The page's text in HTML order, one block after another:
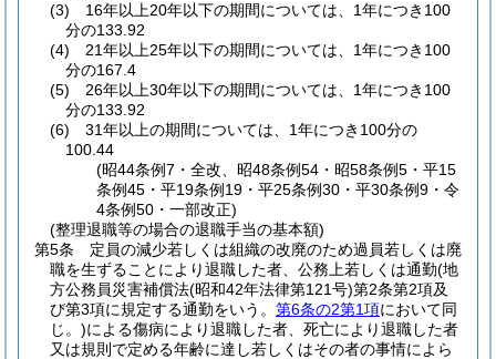
(3)
16年以上20年以下の期間については、1年につき100
分の133.92
(4)
21年以上25年以下の期間については、1年につき100
分の167.4
(5)
26年以上30年以下の期間については、1年につき100
分の133.92
(6)
31年以上の期間については、1年につき100分の
100.44
(昭44条例7・全改、昭48条例54・昭58条例5・平15
条例45・平19条例19・平25条例30・平30条例9・令
4条例50・一部改正)
(整理退職等の場合の退職手当の基本額)
第5条
定員の減少若しくは組織の改廃のため過員若しくは廃
職を生ずることにより退職した者、公務上若しくは通勤(地
方公務員災害補償法(昭和42年法律第121号)第2条第2項及
び第3項に規定する通勤をいう。 第6条の2第1項において同
じ。)による傷病により退職した者、死亡により退職した者
又は規則で定める年齢に達し若しくはその者の事情によら